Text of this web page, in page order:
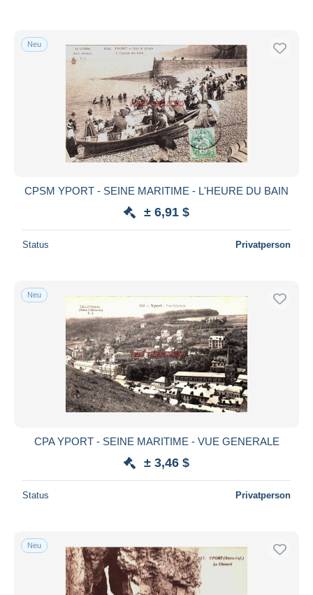
Neu
CPSM YPORT - SEINE MARITIME - L'HEURE DU BAIN
± 6,91 $
Status Privatperson
Neu
CPA YPORT - SEINE MARITIME - VUE GENERALE
± 3,46 $
Status Privatperson
Neu